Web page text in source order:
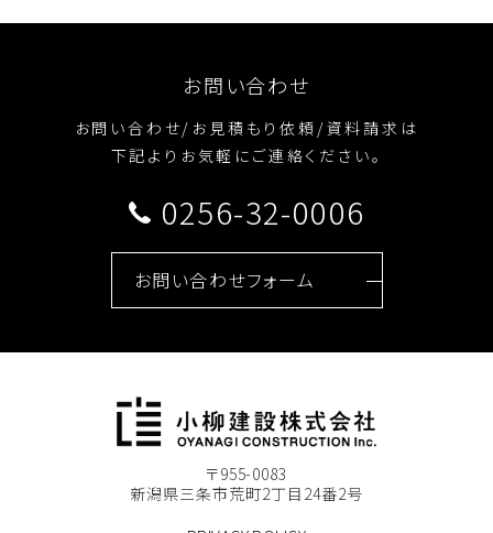
お問い合わせ
お問い合わせ/お見積もり依頼/資料請求は
下記よりお気軽にご連絡ください。
0256-32-0006
お問い合わせフォーム
〒955-0083
新潟県三条市荒町2丁目24番2号